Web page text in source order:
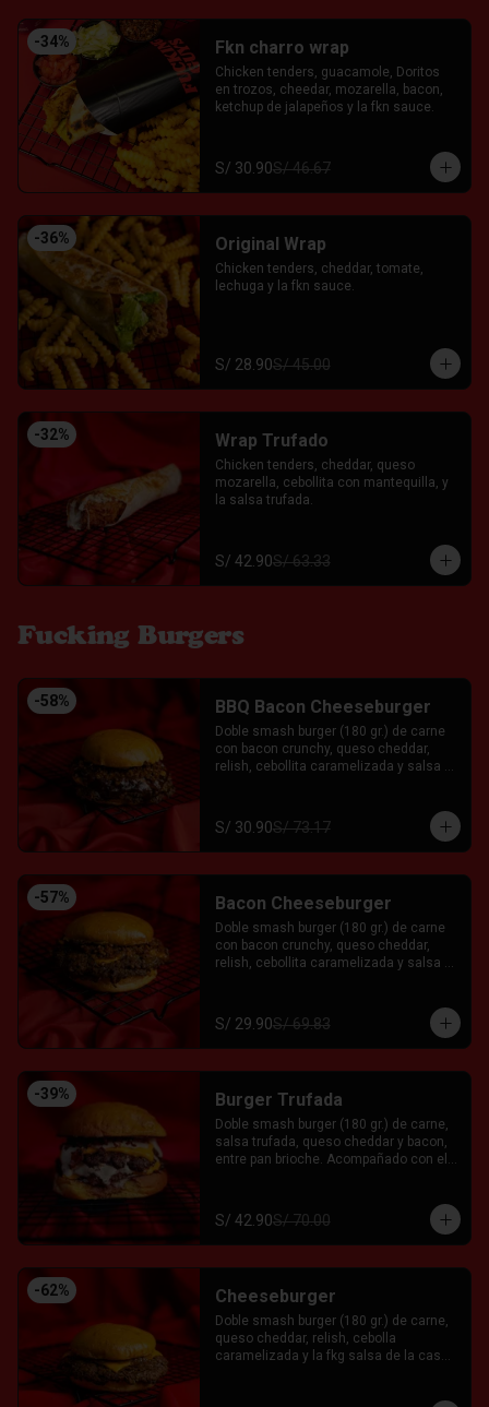
-34% Fkn charro wrap
Chicken tenders, guacamole, Doritos
en trozos, cheedar, mozarella, bacon,
ketchup de jalapeños y la fkn sauce.
S/ 30.90S/ 46.67
-36% Original Wrap
Chicken tenders, cheddar, tomate,
lechuga y la fkn sauce.
S/ 28.90S/ 45.00
-32% Wrap Trufado
Chicken tenders, cheddar, queso
mozarella, cebollita con mantequilla, y
la salsa trufada.
S/ 42.90S/ 63.33
Fucking Burgers
-58% BBQ Bacon Cheeseburger
Doble smash burger (180 gr.) de carne
con bacon crunchy, queso cheddar,
relish, cebollita caramelizada y salsa
Ají, Ketchup y Mayo Garlic.
S/ 30.90S/ 73.17
-57% Bacon Cheeseburger
Doble smash burger (180 gr.) de carne
con bacon crunchy, queso cheddar,
relish, cebollita caramelizada y salsa
S/ 29.90S/ 69.83
-39% Burger Trufada
Doble smash burger (180 gr.) de carne,
salsa trufada, queso cheddar y bacon,
entre pan brioche. Acompañado con el
S/ 42.90S/ 70.00
-62% Cheeseburger
Doble smash burger (180 gr.) de carne,
queso cheddar, relish, cebolla
caramelizada y la fkg salsa de la casa